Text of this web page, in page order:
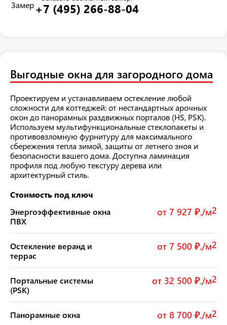
+7 (495) 266-88-04
Выгодные окна для загородного дома
Проектируем и устанавливаем остекление любой
сложности для коттеджей: от нестандартных арочных
окон до панорамных раздвижных порталов (HS, PSK).
Используем мультифункциональные стеклопакеты и
противовзломную фурнитуру для максимального
сбережения тепла зимой, защиты от летнего зноя и
безопасности вашего дома. Доступна ламинация
профиля под любую текстуру дерева или
архитектурный стиль.
Стоимость под ключ
Энергоэффективные окна
ПВХ
от 7 927 ₽./м2
Остекление веранд и
террас
от 7 500 ₽./м2
Портальные системы
(PSK)
от 32 500 ₽./м2
Панорамные окна от 8 700 ₽./м2